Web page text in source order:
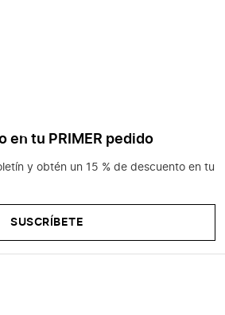
en tu PRIMER pedido
y obtén un 15 % de descuento en tu
SUSCRÍBETE